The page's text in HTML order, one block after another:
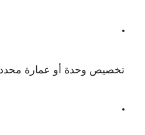
تخصيص وحدة أو عمارة